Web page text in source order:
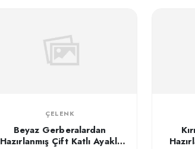
ÇELENK
Beyaz Gerberalardan
Hazırlanmış Çift Katlı Ayaklı